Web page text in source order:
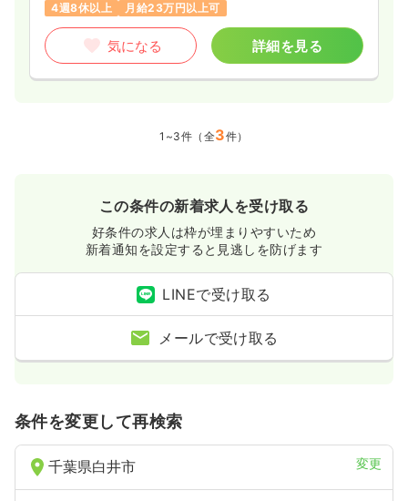
4週8休以上
月給23万円以上可
気になる 詳細を見る
1~3件（全3件）
この条件の新着求人を受け取る
好条件の求人は枠が埋まりやすいため
新着通知を設定すると見逃しを防げます
LINEで受け取る
メールで受け取る
条件を変更して再検索
千葉県白井市 変更